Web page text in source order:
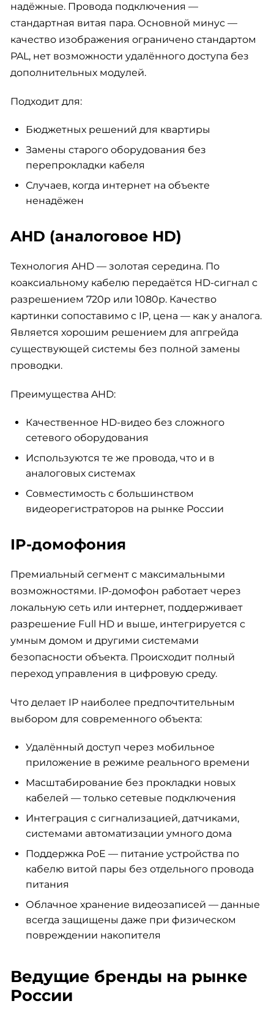
надёжные. Провода подключения —
стандартная витая пара. Основной минус —
качество изображения ограничено стандартом
PAL, нет возможности удалённого доступа без
дополнительных модулей.
Подходит для:
Бюджетных решений для квартиры
Замены старого оборудования без
перепрокладки кабеля
Случаев, когда интернет на объекте
ненадёжен
AHD (аналоговое HD)
Технология AHD — золотая середина. По
коаксиальному кабелю передаётся HD-сигнал с
разрешением 720p или 1080p. Качество
картинки сопоставимо с IP, цена — как у аналога.
Является хорошим решением для апгрейда
существующей системы без полной замены
проводки.
Преимущества AHD:
Качественное HD-видео без сложного
сетевого оборудования
Используются те же провода, что и в
аналоговых системах
Совместимость с большинством
видеорегистраторов на рынке России
IP-домофония
Премиальный сегмент с максимальными
возможностями. IP-домофон работает через
локальную сеть или интернет, поддерживает
разрешение Full HD и выше, интегрируется с
умным домом и другими системами
безопасности объекта. Происходит полный
переход управления в цифровую среду.
Что делает IP наиболее предпочтительным
выбором для современного объекта:
Удалённый доступ через мобильное
приложение в режиме реального времени
Масштабирование без прокладки новых
кабелей — только сетевые подключения
Интеграция с сигнализацией, датчиками,
системами автоматизации умного дома
Поддержка PoE — питание устройства по
кабелю витой пары без отдельного провода
питания
Облачное хранение видеозаписей — данные
всегда защищены даже при физическом
повреждении накопителя
Ведущие бренды на рынке
России